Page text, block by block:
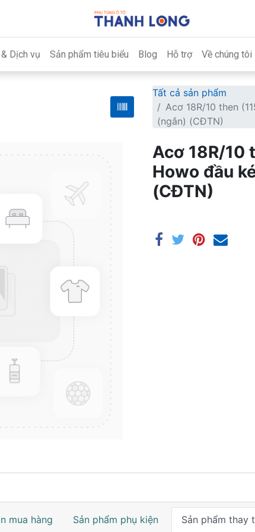
Dịch vụ Sản phẩm tiêu biểu Blog Hỗ trợ Về chúng tôi
Tất cả sản phẩm
Acơ 18R/10 then
(ngắn) (CĐTN)
Acơ 18R/10
Howo đầu
(CĐTN)
mua hàng Sản phẩm phụ kiện Sản phẩm thay